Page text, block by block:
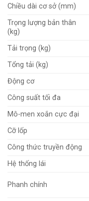
Chiều dài cơ sở (mm)
Trọng lượng bản thân
(kg)
Tải trọng (kg)
Tổng tải (kg)
Động cơ
Công suất tối đa
Mô-men xoắn cực đại
Cỡ lốp
Công thức truyền động
Hệ thống lái
Phanh chính